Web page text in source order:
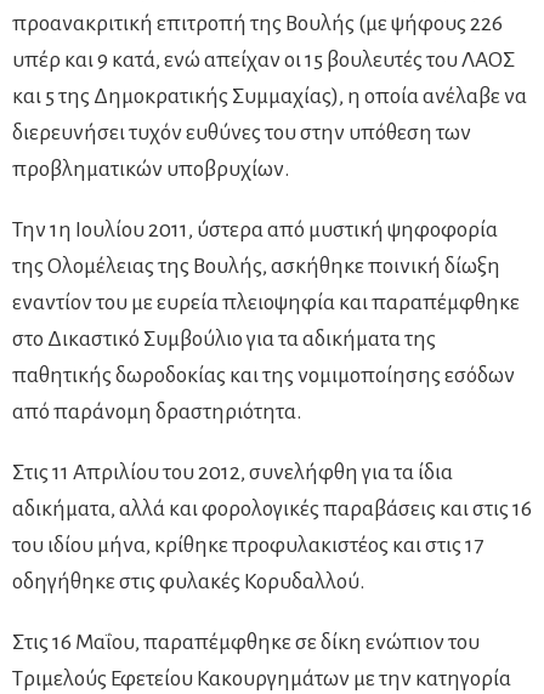
προανακριτική επιτροπή της Βουλής (με ψήφους 226
υπέρ και 9 κατά, ενώ απείχαν οι 15 βουλευτές του ΛΑΟΣ
και 5 της Δημοκρατικής Συμμαχίας), η οποία ανέλαβε να
διερευνήσει τυχόν ευθύνες του στην υπόθεση των
προβληματικών υποβρυχίων.
Την 1η Ιουλίου 2011, ύστερα από μυστική ψηφοφορία
της Ολομέλειας της Βουλής, ασκήθηκε ποινική δίωξη
εναντίον του με ευρεία πλειοψηφία και παραπέμφθηκε
στο Δικαστικό Συμβούλιο για τα αδικήματα της
παθητικής δωροδοκίας και της νομιμοποίησης εσόδων
από παράνομη δραστηριότητα.
Στις 11 Απριλίου του 2012, συνελήφθη για τα ίδια
αδικήματα, αλλά και φορολογικές παραβάσεις και στις 16
του ιδίου μήνα, κρίθηκε προφυλακιστέος και στις 17
οδηγήθηκε στις φυλακές Κορυδαλλού.
Στις 16 Μαΐου, παραπέμφθηκε σε δίκη ενώπιον του
Τριμελούς Εφετείου Κακουργημάτων με την κατηγορία